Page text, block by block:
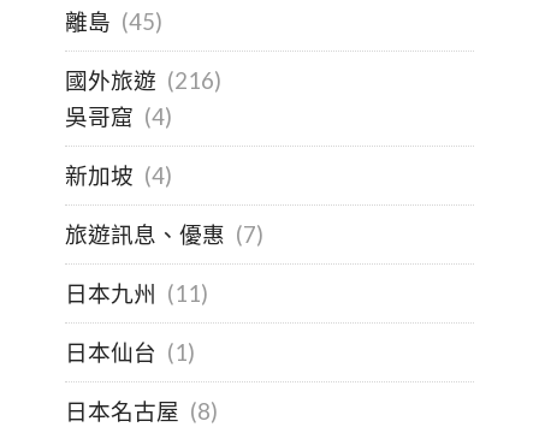
離島 (45)
國外旅遊 (216)
吳哥窟 (4)
新加坡 (4)
旅遊訊息、優惠 (7)
日本九州 (11)
日本仙台 (1)
日本名古屋 (8)